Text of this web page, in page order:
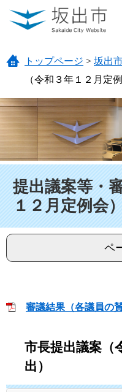
ページの先頭です。
メニューを飛ばして本文へ
トップページ > 坂出
（令和３年１２月定例
提出議案等・
１２月定例会）
ペ
審議結果（各議員の賛
市長提出議案（
出）